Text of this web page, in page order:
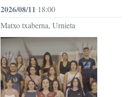
2026/08/11 18:00
Matxo txaberna, Urnieta